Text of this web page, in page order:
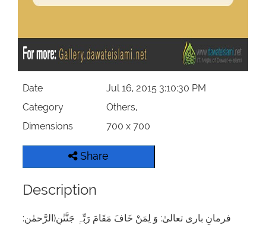
Date
Jul 16, 2015 3:10:30 PM
Category
Others,
Dimensions
700 x 700
Share
Description
فرمانِ باری تعالیٰ: وَ لِمَنْ خَافَ مَقَامَ رَبِّہٖ جَنَّتٰنِ(الرَّحمٰن: